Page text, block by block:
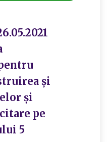
și
și
pe
5